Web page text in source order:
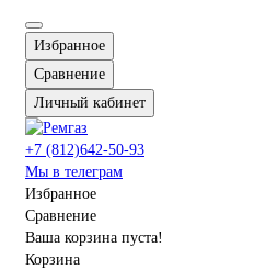
Избранное
Сравнение
Личный кабинет
+7 (812)642-50-93
Мы в телеграм
Избранное
Сравнение
Ваша корзина пуста!
Корзина